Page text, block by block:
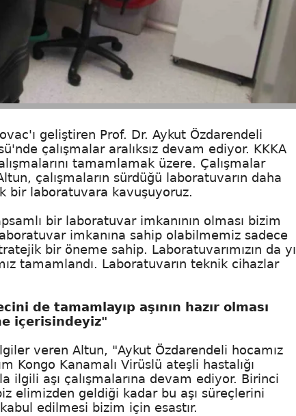
geliştiren Prof. Dr. Aykut Özdarendeli
çalışmalar aralıksız devam ediyor. KKKA
tamamlamak üzere. Çalışmalar
çalışmaların sürdüğü laboratuvarın daha
bir laboratuvara kavuşuyoruz.
bir laboratuvar imkanının olması bizim
imkanına sahip olabilmemiz sadece
bir öneme sahip. Laboratuvarımızın da yıl
tamamlandı. Laboratuvarın teknik cihazlar
de tamamlayıp aşının hazır olması
içerisindeyiz"
veren Altun, "Aykut Özdarendeli hocamız
Kongo Kanamalı Virüslü ateşli hastalığı
ilgili aşı çalışmalarına devam ediyor. Birinci
elimizden geldiği kadar bu aşı süreçlerini
edilmesi bizim için esastır.